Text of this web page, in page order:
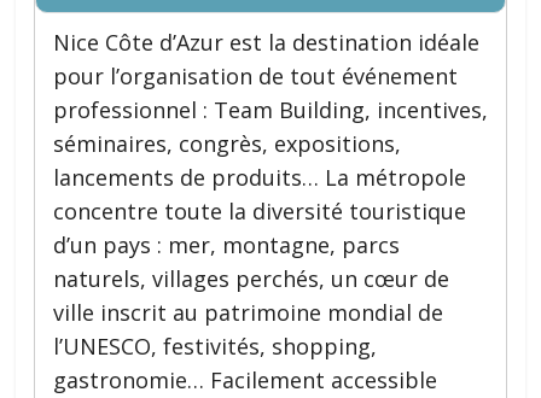
Nice Côte d’Azur est la destination idéale
pour l’organisation de tout événement
professionnel : Team Building, incentives,
séminaires, congrès, expositions,
lancements de produits… La métropole
concentre toute la diversité touristique
d’un pays : mer, montagne, parcs
naturels, villages perchés, un cœur de
ville inscrit au patrimoine mondial de
l’UNESCO, festivités, shopping,
gastronomie… Facilement accessible